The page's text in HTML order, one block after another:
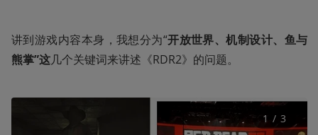
讲到游戏内容本身，我想分为“开放世界、机制设计、鱼与
熊掌”这几个关键词来讲述《RDR2》的问题。
1 / 3